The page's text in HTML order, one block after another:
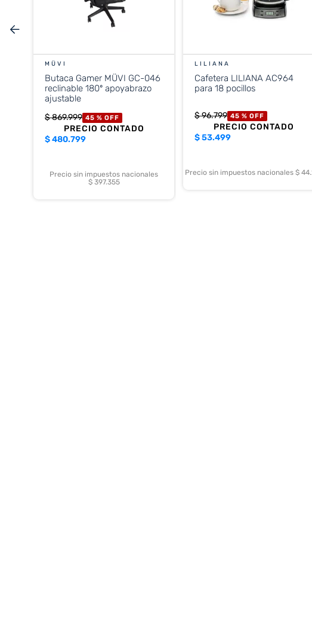
MÜVI
Butaca Gamer MÜVI GC-046
reclinable 180º apoyabrazo
ajustable
$869.999 45 % OFF
PRECIO CONTADO
$480.799
Precio sin impuestos nacionales
$ 397.355
LILIANA
Cafetera LILIANA AC964
para 18 pocillos
$96.799 45 % OFF
PRECIO CONTADO
$53.499
Precio sin impuestos nacionales $